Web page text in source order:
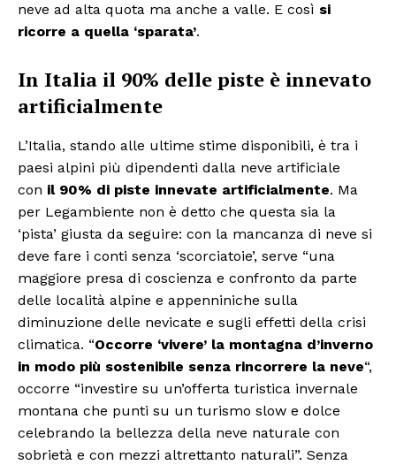
neve ad alta quota ma anche a valle. E così si
ricorre a quella ‘sparata’.
In Italia il 90% delle piste è innevato
artificialmente
L’Italia, stando alle ultime stime disponibili, è tra i
paesi alpini più dipendenti dalla neve artificiale
con il 90% di piste innevate artificialmente. Ma
per Legambiente non è detto che questa sia la
‘pista’ giusta da seguire: con la mancanza di neve si
deve fare i conti senza ‘scorciatoie’, serve “una
maggiore presa di coscienza e confronto da parte
delle località alpine e appenniniche sulla
diminuzione delle nevicate e sugli effetti della crisi
climatica. “Occorre ‘vivere’ la montagna d’inverno
in modo più sostenibile senza rincorrere la neve“,
occorre “investire su un’offerta turistica invernale
montana che punti su un turismo slow e dolce
celebrando la bellezza della neve naturale con
sobrietà e con mezzi altrettanto naturali”. Senza